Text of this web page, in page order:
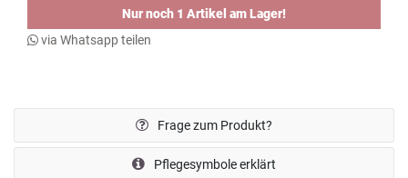
Nur noch 1 Artikel am Lager!
via Whatsapp teilen
Frage zum Produkt?
Pflegesymbole erklärt